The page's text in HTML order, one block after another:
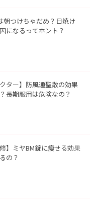
朝つけちゃだめ？日焼け
になるってホント？
クター】防風通聖散の効果
長期服用は危険なの？
】ミヤBM錠に痩せる効果
の？